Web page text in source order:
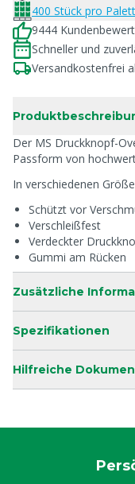
400 Stück pro
9444
Schneller und
Versandkostenfrei
Der MS Druckknopf-
Passform von
In verschiedenen
Schützt vor
Verschleißfest
Verdeckter
Gummi am Rücken
Zusätzliche
Spezifikationen
Hilfreiche